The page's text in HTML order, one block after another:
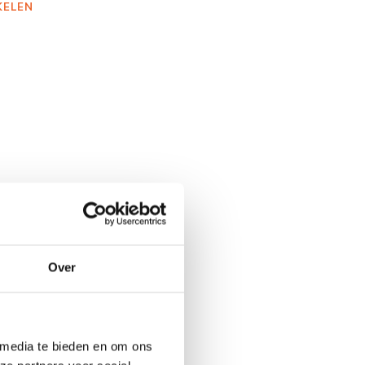
Over
te bieden en om ons